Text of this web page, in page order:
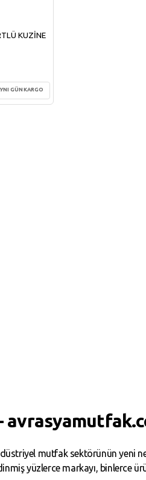
KUZİNE
GÜN KARGO
mutfak sektörünün yeni
yüzlerce markayı, binlerce